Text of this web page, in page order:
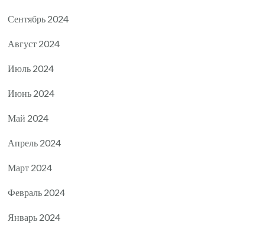
Сентябрь 2024
Август 2024
Июль 2024
Июнь 2024
Май 2024
Апрель 2024
Март 2024
Февраль 2024
Январь 2024